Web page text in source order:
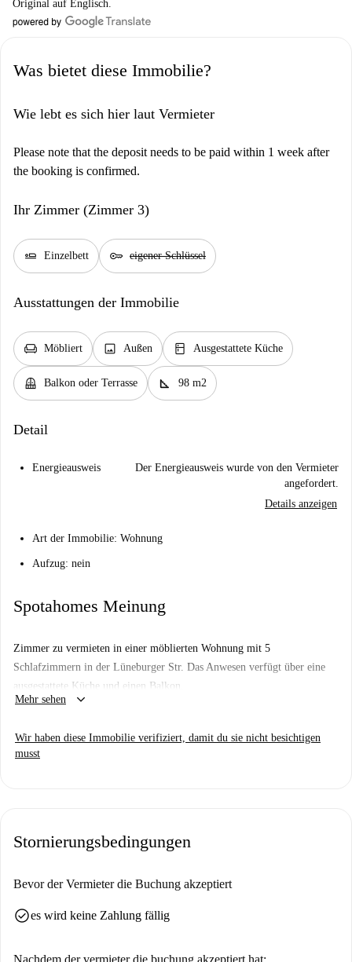
Original auf Englisch.
Was bietet diese Immobilie?
Wie lebt es sich hier laut Vermieter
Please note that the deposit needs to be paid within 1 week after
the booking is confirmed.
Ihr Zimmer (Zimmer 3)
airline_seat_flat Einzelbett key eigener Schlüssel
Ausstattungen der Immobilie
chair Möbliert image Außen kitchen Ausgestattete Küche
balcony Balkon oder Terrasse square_foot 98 m2
Detail
Energieausweis
Der Energieausweis wurde von den Vermieter
angefordert.
Details anzeigen
Art der Immobilie: Wohnung
Aufzug: nein
Spotahomes Meinung
Zimmer zu vermieten in einer möblierten Wohnung mit 5
Schlafzimmern in der Lüneburger Str. Das Anwesen verfügt über eine
ausgestattete Küche und einen Balkon.
Mehr sehen
keyboard_arrow_down
Wir haben diese Immobilie verifiziert, damit du sie nicht besichtigen
musst
Stornierungsbedingungen
Bevor der Vermieter die Buchung akzeptiert
check_circlees wird keine Zahlung fällig
Nachdem der vermieter die buchung akzeptiert hat: